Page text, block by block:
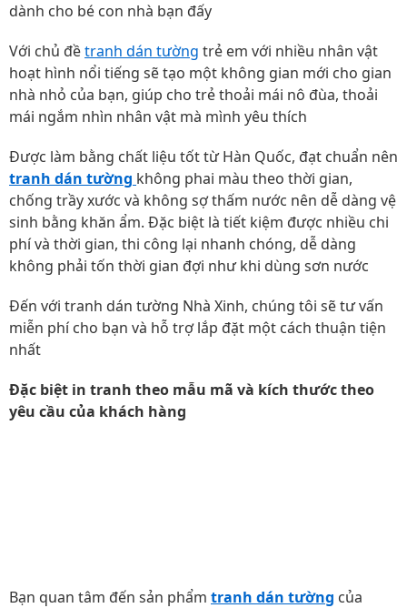
dành cho bé con nhà bạn đấy
Với chủ đềtranh dán tường trẻ em với nhiều nhân vật
hoạt hình nổi tiếng sẽ tạo một không gian mới cho gian
nhà nhỏ của bạn, giúp cho trẻ thoải mái nô đùa, thoải
mái ngắm nhìn nhân vật mà mình yêu thích
Được làm bằng chất liệu tốt từ Hàn Quốc, đạt chuẩn nên
tranh dán tường không phai màu theo thời gian,
chống trầy xước và không sợ thấm nước nên dễ dàng vệ
sinh bằng khăn ẩm. Đặc biệt là tiết kiệm được nhiều chi
phí và thời gian, thi công lại nhanh chóng, dễ dàng
không phải tốn thời gian đợi như khi dùng sơn nước
Đến với tranh dán tường Nhà Xinh, chúng tôi sẽ tư vấn
miễn phí cho bạn và hỗ trợ lắp đặt một cách thuận tiện
nhất
Đặc biệt in tranh theo mẫu mã và kích thước theo
yêu cầu của khách hàng
Bạn quan tâm đến sản phẩm tranh dán tường của